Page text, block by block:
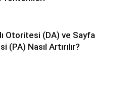
Otoritesi (DA) ve Sayfa
(PA) Nasıl Artırılır?